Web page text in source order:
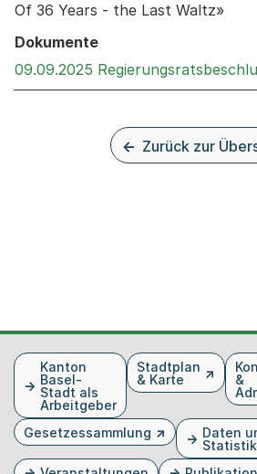
Of 36 Years - the Last Waltz»
Dokumente
09.09.2025
Zurück zur
FusszeileKanton
Basel-
Stadt als
Arbeitgeber
Stadtplan
& Karte
&
Gesetzessammlung
Daten